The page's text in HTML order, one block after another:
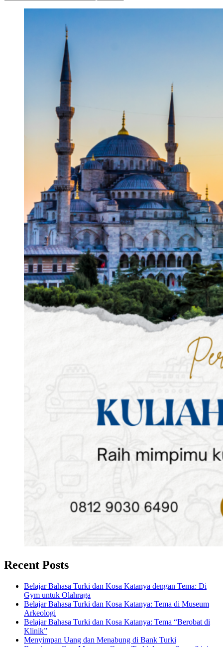
Recent Posts
Belajar Bahasa Turki dan Kosa Katanya dengan Tema: Di
Gym untuk Olahraga
Belajar Bahasa Turki dan Kosa Katanya: Tema di Museum
Arkeologi
Belajar Bahasa Turki dan Kosa Katanya: Tema “Berobat di
Klinik”
Menyimpan Uang dan Menabung di Bank Turki